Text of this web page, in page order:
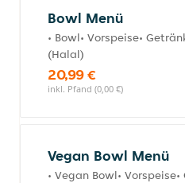
Bowl Menü
• Bowl• Vorspeise•
(Halal)
20,99 €
inkl. Pfand (0,00 €)
Vegan Bowl Menü
• Vegan Bowl•